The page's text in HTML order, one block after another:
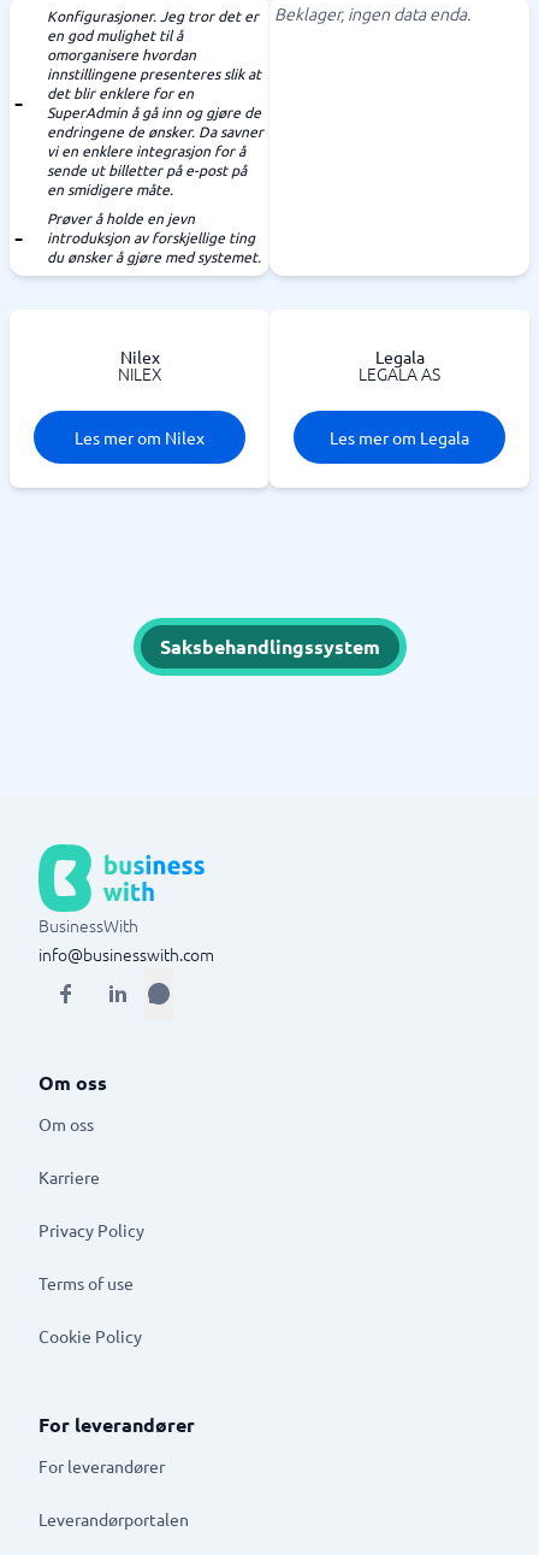
Konfigurasjoner. Jeg tror det er
en god mulighet til å
omorganisere hvordan
innstillingene presenteres slik at
det blir enklere for en
SuperAdmin å gå inn og gjøre de
endringene de ønsker. Da savner
vi en enklere integrasjon for å
sende ut billetter på e-post på
en smidigere måte.
Prøver å holde en jevn
introduksjon av forskjellige ting
du ønsker å gjøre med systemet.
Beklager, ingen data enda.
Nilex
NILEX
Les mer om Nilex
Legala
LEGALA AS
Les mer om Legala
Saksbehandlingssystem
BusinessWith
info@businesswith.com
Om oss
Om oss
Karriere
Privacy Policy
Terms of use
Cookie Policy
For leverandører
For leverandører
Leverandørportalen